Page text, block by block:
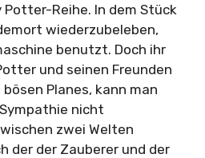
Potter-Reihe. In dem Stück
wiederzubeleben,
benutzt. Doch ihr
und seinen Freunden
Planes, kann man
nicht
zwei Welten
der der Zauberer und der